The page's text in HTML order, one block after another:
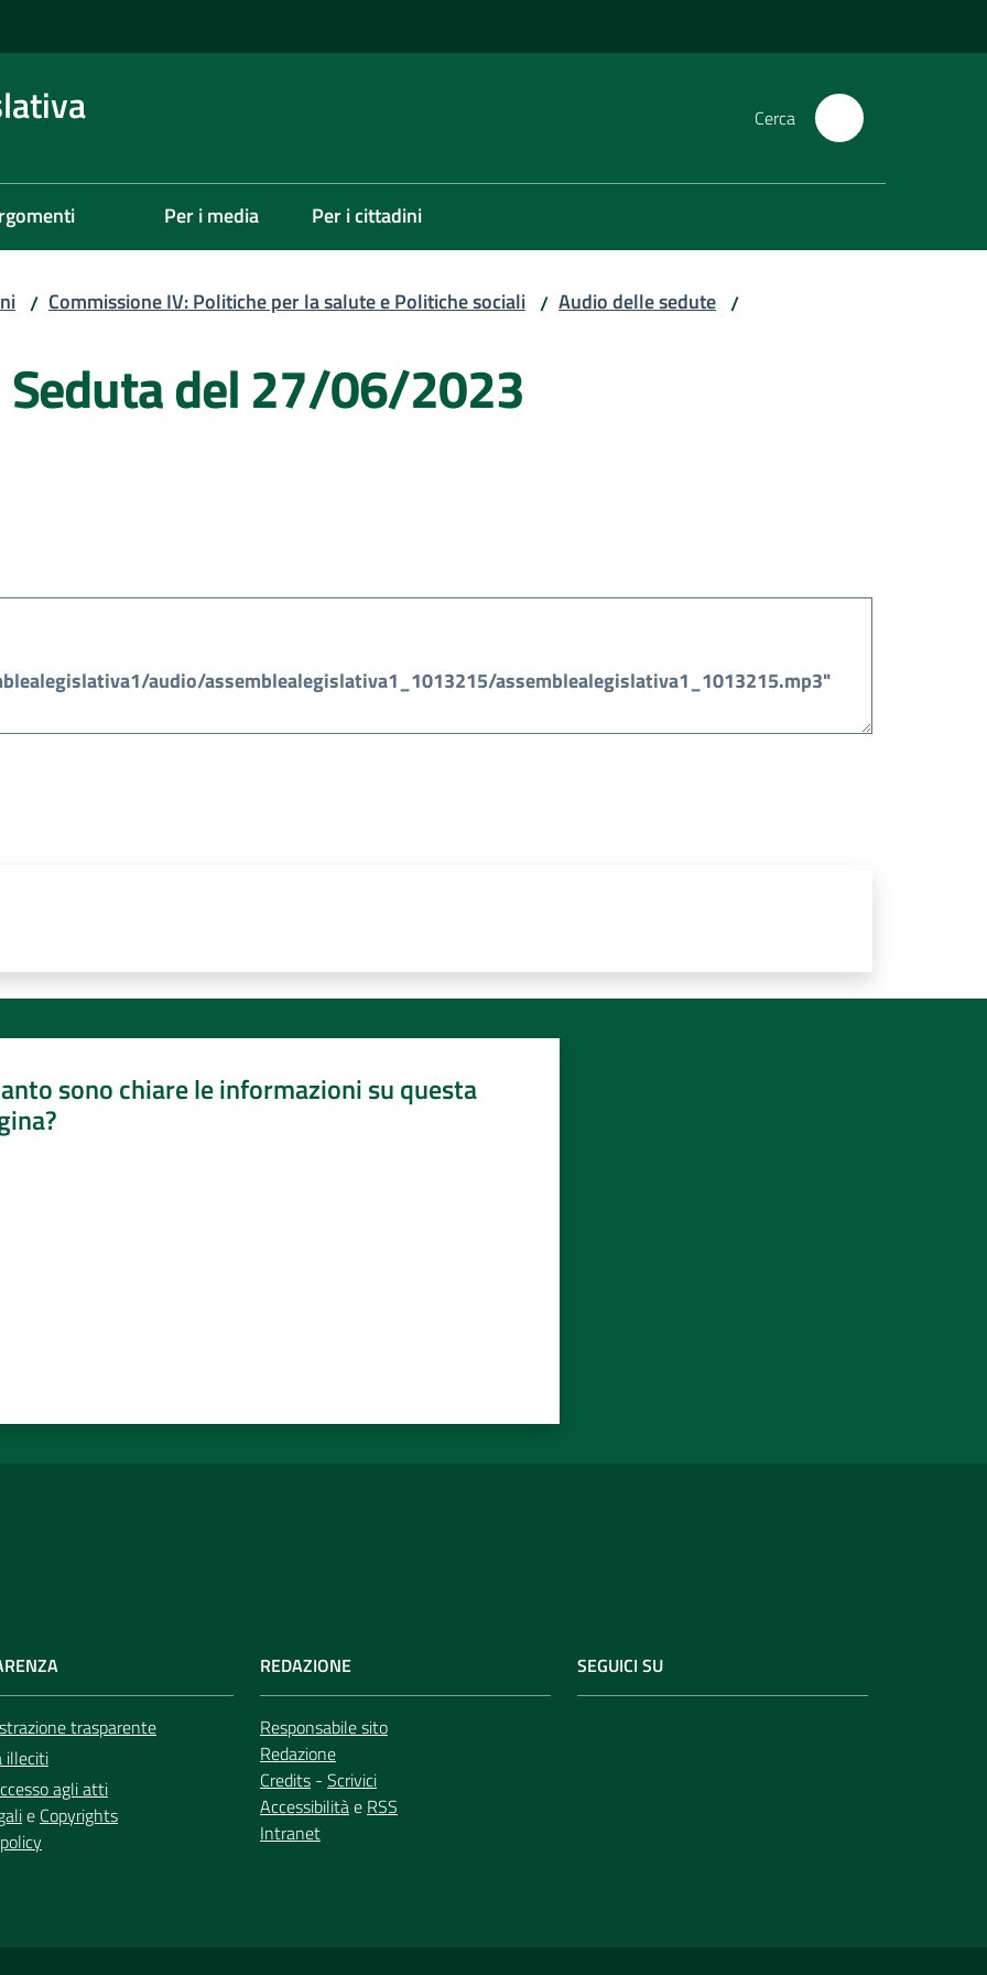
Cerca
Per i media Per i cittadini
/ Commissione IV: Politiche per la salute e Politiche sociali / Audio delle sedute /
Seduta del 27/06/2023
sono chiare le informazioni su questa
trasparente
illeciti
agli atti
e Copyrights
REDAZIONE
Responsabile sito
Redazione
Credits - Scrivici
Accessibilitàe RSS
Intranet
SEGUICI SU